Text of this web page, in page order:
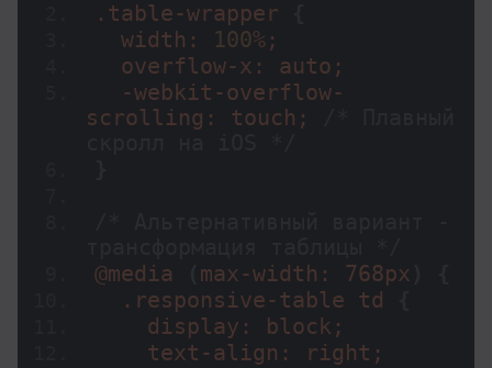
.table-wrapper
  width:
100%;
  overflow-x: auto;
  -webkit-overflow-
scrolling: touch;
@media max-width: 768px
  .responsive-table td
    display: block;
    text-align: right;